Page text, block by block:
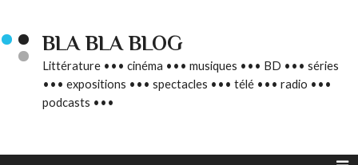
BLA BLA BLOG
Littérature ••• cinéma ••• musiques ••• BD ••• séries
••• expositions ••• spectacles ••• télé ••• radio •••
podcasts •••